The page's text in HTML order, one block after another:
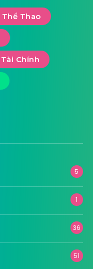
Thể Thao
Tài Chính
5
1
36
51